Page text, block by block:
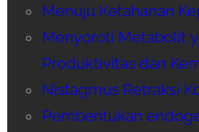
Menuju Ketahanan
Menyoroti Metabolit
Produktivitas dan
Nistagmus Retraksi
Pembentukan